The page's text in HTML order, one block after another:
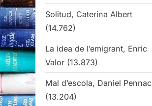
Solitud, Caterina Albert
(14.762)
La idea de l’emigrant, Enric
Valor (13.873)
Mal d’escola, Daniel Pennac
(13.204)